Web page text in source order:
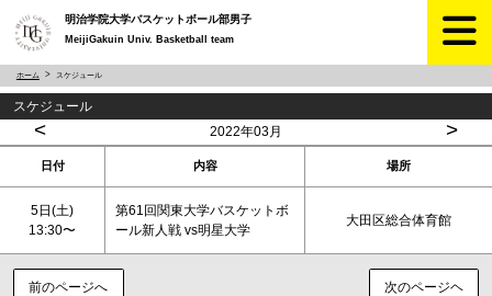
明治学院大学バスケットボール部男子
MeijiGakuin Univ. Basketball team
ホーム スケジュール
スケジュール
< 2022年03月 >
日付 内容 場所
5日(土)
13:30〜
第61回関東大学バスケットボ
ール新人戦 vs明星大学
大田区総合体育館
前のページへ 次のページヘ